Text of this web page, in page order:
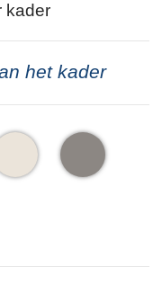
kader
het kader